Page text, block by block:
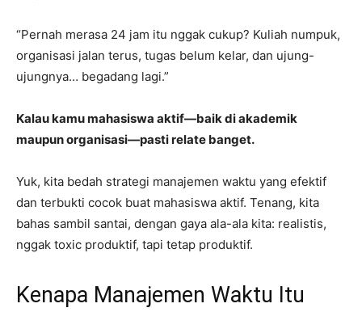
“Pernah merasa 24 jam itu nggak cukup? Kuliah numpuk,
organisasi jalan terus, tugas belum kelar, dan ujung-
ujungnya… begadang lagi.”
Kalau kamu mahasiswa aktif—baik di akademik
maupun organisasi—pasti relate banget.
Yuk, kita bedah strategi manajemen waktu yang efektif
dan terbukti cocok buat mahasiswa aktif. Tenang, kita
bahas sambil santai, dengan gaya ala-ala kita: realistis,
nggak toxic produktif, tapi tetap produktif.
Kenapa Manajemen Waktu Itu